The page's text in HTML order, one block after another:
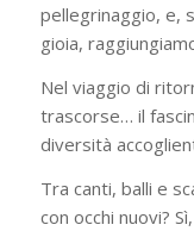
pellegrinaggio, e,
gioia,
Nel viaggio di
trascorse… il
diversità
Tra canti, balli e
con occhi nuovi?